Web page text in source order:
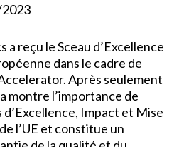
reçu le Sceau d’Excellence
dans le cadre de
Après seulement
montre l’importance de
Impact et Mise
l’UE et constitue un